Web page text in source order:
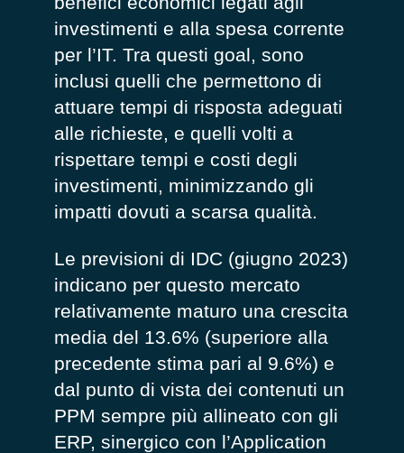
investimenti e alla spesa corrente
per l’IT. Tra questi goal, sono
inclusi quelli che permettono di
attuare tempi di risposta adeguati
alle richieste, e quelli volti a
rispettare tempi e costi degli
investimenti, minimizzando gli
impatti dovuti a scarsa qualità.
Le previsioni di IDC (giugno 2023)
indicano per questo mercato
relativamente maturo una crescita
media del 13.6% (superiore alla
precedente stima pari al 9.6%) e
dal punto di vista dei contenuti un
PPM sempre più allineato con gli
ERP, sinergico con l’Application